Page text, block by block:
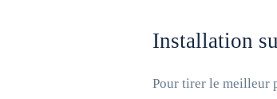
Installation
Pour tirer le meilleur